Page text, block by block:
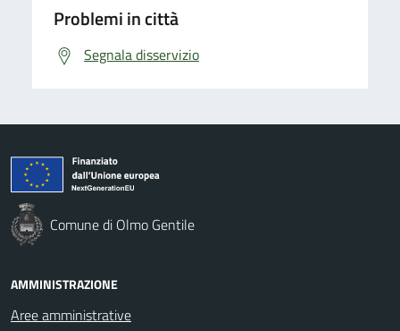
Problemi in città
Segnala disservizio
Comune di Olmo Gentile
AMMINISTRAZIONE
Aree amministrative